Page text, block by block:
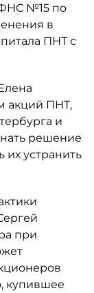
№15 по
в
ПНТ с
акций ПНТ,
и
решение
их устранить
при
купившее